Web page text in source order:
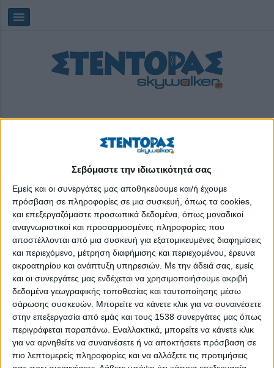
Σεβόμαστε την ιδιωτικότητά σας
Εμείς και οι συνεργάτες μας αποθηκεύουμε και/ή έχουμε
πρόσβαση σε πληροφορίες σε μια συσκευή, όπως τα cookies,
και επεξεργαζόμαστε προσωπικά δεδομένα, όπως μοναδικοί
αναγνωριστικοί και προσαρμοσμένες πληροφορίες που
αποστέλλονται από μια συσκευή για εξατομικευμένες διαφημίσεις
και περιεχόμενο, μέτρηση διαφήμισης και περιεχομένου, έρευνα
ακροατηρίου και ανάπτυξη υπηρεσιών. Με την άδειά σας, εμείς
και οι συνεργάτες μας ενδέχεται να χρησιμοποιήσουμε ακριβή
δεδομένα γεωγραφικής τοποθεσίας και ταυτοποίησης μέσω
σάρωσης συσκευών. Μπορείτε να κάνετε κλικ για να συναινέσετε
στην επεξεργασία από εμάς και τους 1538 συνεργάτες μας όπως
περιγράφεται παραπάνω. Εναλλακτικά, μπορείτε να κάνετε κλικ
για να αρνηθείτε να συναινέσετε ή να αποκτήσετε πρόσβαση σε
πιο λεπτομερείς πληροφορίες και να αλλάξετε τις προτιμήσεις
Saturday, 08/08/2026 18:09:23
Ολυμπιάδα
Εθνική Ομάδα Ρομποτικής First Global Challenge Team
Greece:Μια πορεία γεμάτη διακρίσεις!
Νίκος Πρίγκας: «Είμαι πολύ περήφανος για τα παιδιά
αυτά»